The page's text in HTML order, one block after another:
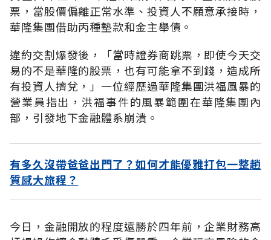
票，當股價偏離正常水準、投資人不願意承接時，
華隆集團借助丙種墊款和金主舉債。
違約交割爆發後，「當時證券商跳票，即使今天交
易的不是華隆的股票，也有可能拿不到錢，造成所
有投資人擠兌，」一位經歷過華隆集團洪福風暴的
營業員指出，洪福事件的風暴範圍在華隆集團內
部，引發地下金融體系崩潰。
有多久沒帶爸爸出門了？如何才能優雅打包一整趟
質感大旅程？
今日，金融開放的程度遠勝於四年前，企業財務高